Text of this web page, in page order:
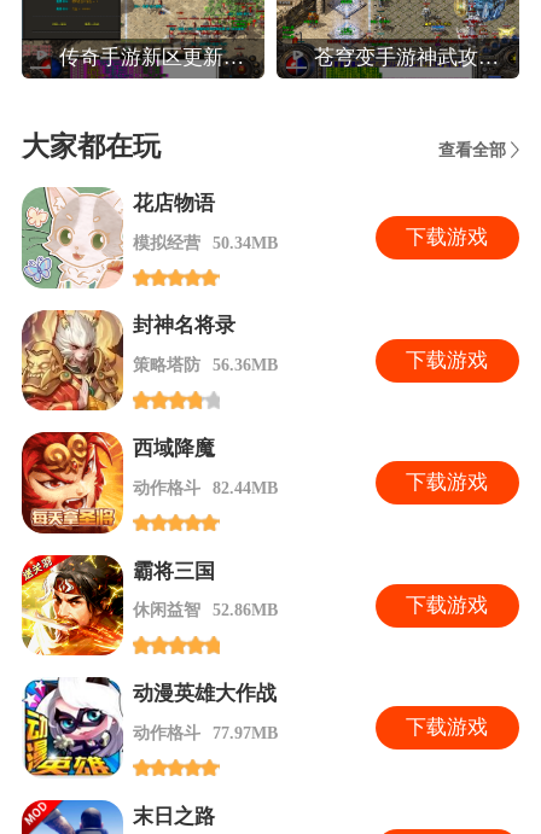
传奇手游新区更新攻略,热血传奇手机版新区人民币法师玩家晚八点前怎么升40级 苍穹变手游神武攻略,苍穹变高效玩转装备系统攻略
大家都在玩 查看全部
花店物语
模拟经营 50.34MB 下载游戏
封神名将录
策略塔防 56.36MB 下载游戏
西域降魔
动作格斗 82.44MB 下载游戏
霸将三国
休闲益智 52.86MB 下载游戏
动漫英雄大作战
动作格斗 77.97MB 下载游戏
末日之路